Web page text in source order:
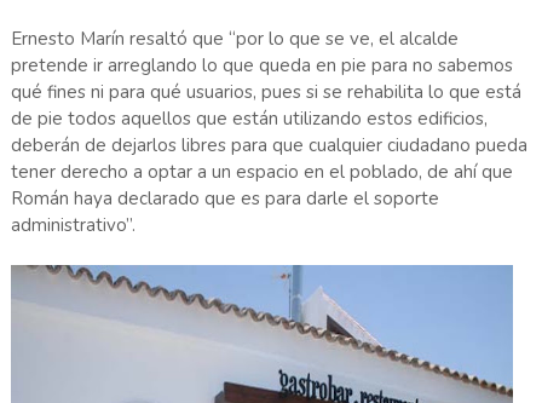
Ernesto Marín resaltó que “por lo que se ve, el alcalde
pretende ir arreglando lo que queda en pie para no sabemos
qué fines ni para qué usuarios, pues si se rehabilita lo que está
de pie todos aquellos que están utilizando estos edificios,
deberán de dejarlos libres para que cualquier ciudadano pueda
tener derecho a optar a un espacio en el poblado, de ahí que
Román haya declarado que es para darle el soporte
administrativo”.